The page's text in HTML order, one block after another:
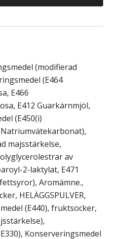
(modifierad
(E464
E466
E412 Guarkärnmjöl,
(E450(i)
majsstärkelse,
av
2-laktylat, E471
Aromämne.,
HELÄGGSPULVER,
(E440), fruktsocker,
Konserveringsmedel